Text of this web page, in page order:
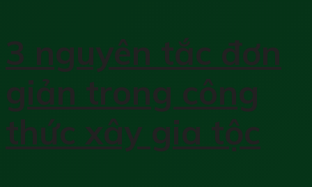
3 nguyên tắc đơn
giản trong công
thức xây gia tộc